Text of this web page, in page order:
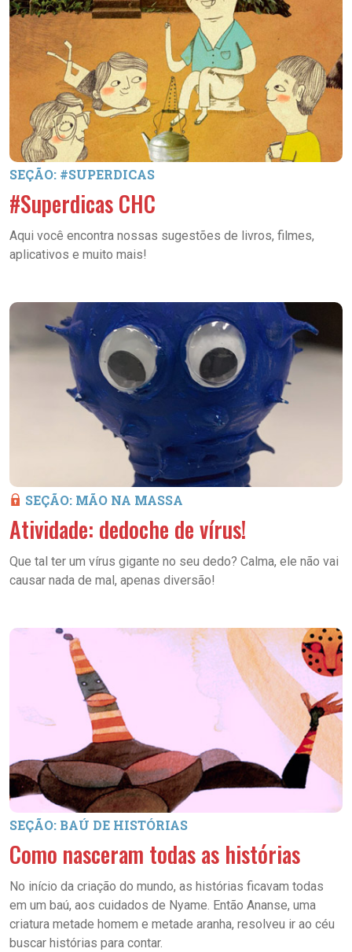
SEÇÃO: #SUPERDICAS
#Superdicas CHC
Aqui você encontra nossas sugestões de livros, filmes,
aplicativos e muito mais!
SEÇÃO: MÃO NA MASSA
Atividade: dedoche de vírus!
Que tal ter um vírus gigante no seu dedo? Calma, ele não vai
causar nada de mal, apenas diversão!
SEÇÃO: BAÚ DE HISTÓRIAS
Como nasceram todas as histórias
No início da criação do mundo, as histórias ficavam todas
em um baú, aos cuidados de Nyame. Então Ananse, uma
criatura metade homem e metade aranha, resolveu ir ao céu
buscar histórias para contar.